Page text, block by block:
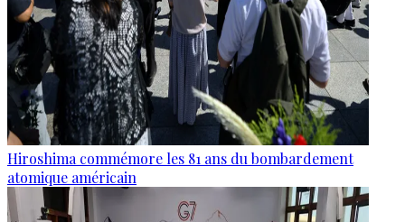
Hiroshima commémore les 81 ans du bombardement
atomique américain